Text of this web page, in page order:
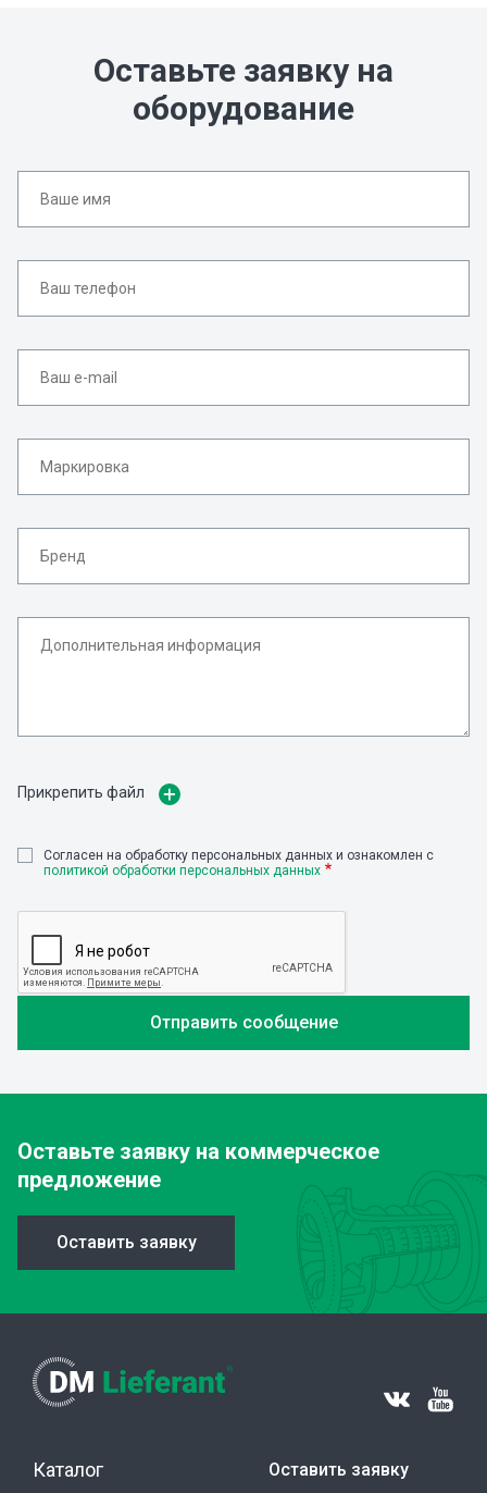
Оставьте заявку на
оборудование
Прикрепить файл
Cогласен на обработку персональных данных и ознакомлен с
политикой обработки персональных данных
Оставьте заявку на коммерческое
предложение
Оставить заявку
Каталог Оставить заявку